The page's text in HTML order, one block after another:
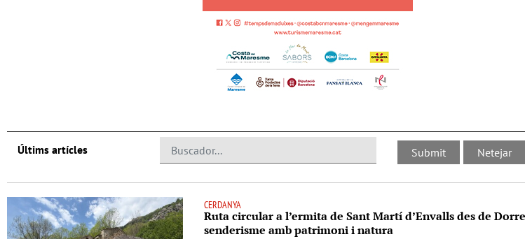
Últims artícles
CERDANYA
Ruta circular a l’ermita de Sant Martí d’Envalls des de
senderisme amb patrimoni i natura